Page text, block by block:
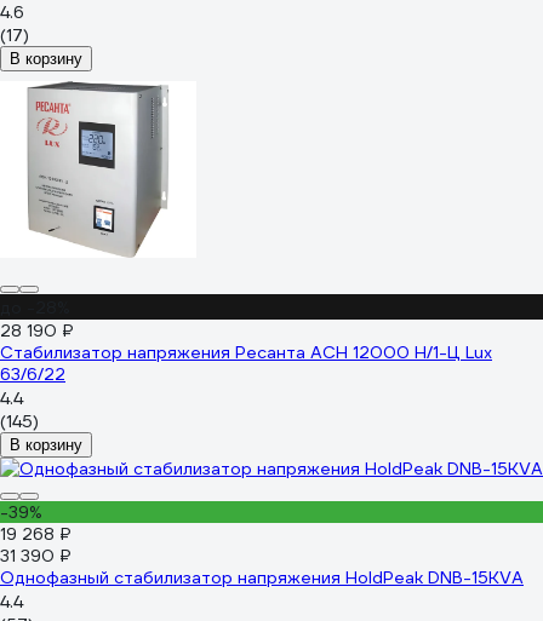
4.6
(17)
В корзину
28 190 ₽
Стабилизатор напряжения Ресанта АСН 12000 Н/1-Ц Lux
63/6/22
4.4
(145)
В корзину
-39%
19 268 ₽
31 390 ₽
Однофазный стабилизатор напряжения HoldPeak DNB-15KVA
4.4